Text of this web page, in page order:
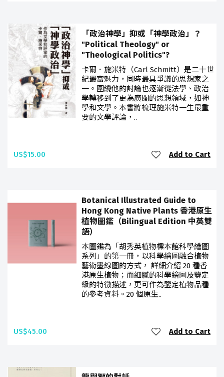
「政治神學」抑或「神學政治」？
"Political Theology" or
"Theological Politics"?
卡爾．施米特（Carl Schmitt）是二十世
紀最富魅力，同時最具爭議的思想家之
一。圍繞他的討論也逐漸從法學、政治
學轉移到了更為廣闊的思想領域，如神
學和文學。本書將梳理施米特一生最重
要的文學評論，..
US$15.00 Add to Cart
Botanical Illustrated Guide to
Hong Kong Native Plants 香港原生
植物圖鑑（Bilingual Edition 中英雙
語）
本圖鑑為「胡秀英植物標本館科學繪圖
系列」的第一冊，以科學繪圖融合植物
藝術墨線圖的方式， 詳細介紹 20 種香
港原生植物；而細膩的科學繪圖及鑒定
級的特徵描述，更可作為鑒定植物品種
的參考資料。20 個原生..
US$45.00 Add to Cart